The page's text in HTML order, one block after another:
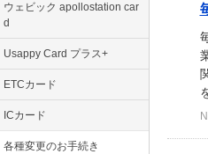
ウェビック apollostation car
d
Usappy Card プラス+
ETCカード
ICカード
各種変更のお手続き